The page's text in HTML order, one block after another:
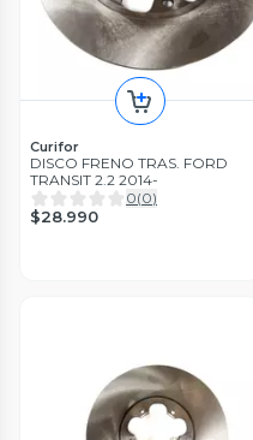
Curifor
DISCO FRENO TRAS. FORD
TRANSIT 2.2 2014-
0(0)
$28.990